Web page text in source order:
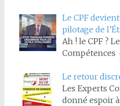
Le CPF
pilotage de
Ah ! le CPF ?
Compétences
Le retour
Les Experts
donné espoir